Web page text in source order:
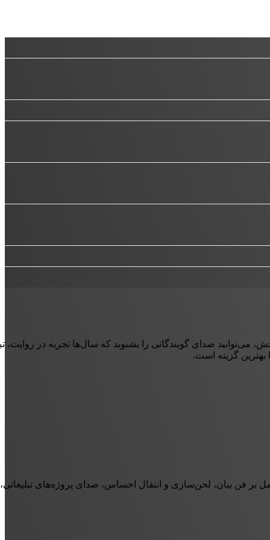
می‌توانید صدای گویندگانی را بشنوید که سال‌ها تجربه در روایت،
بهترین گزینه است.
بر فن بیان، لحن‌سازی و انتقال احساس، صدای پروژه‌های